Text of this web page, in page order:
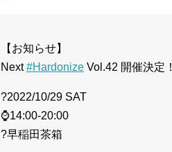
【お知らせ】
Next#Hardonize Vol.42 開催決定！
?2022/10/29 SAT
⌚14:00-20:00
?早稲田茶箱